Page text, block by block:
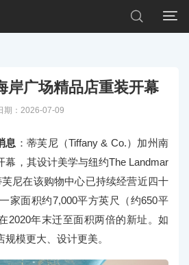


岸广场精品店重装开幕
期：2026-07-09
息 ：蒂芙尼（Tiffany & Co.）加州南
幕，其设计美学与纽约The Landmar
尼在该购物中心已持续经营近四十
家面积约7,000平方英尺（约650平
2020年末迁至面积两倍的新址。如
模更大、设计更美。